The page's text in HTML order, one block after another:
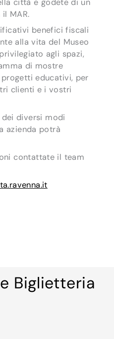
MAR.
benefici fiscali
alla vita del Museo
agli spazi,
di mostre
educativi, per
clienti e i vostri
diversi modi
azienda potrà
contattate il team
Biglietteria